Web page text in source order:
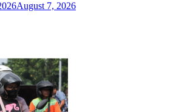
August 7, 2026